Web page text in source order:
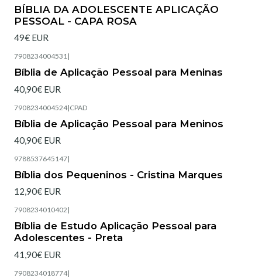
BÍBLIA DA ADOLESCENTE APLICAÇÃO
PESSOAL - CAPA ROSA
49€ EUR
7908234004531|
Bíblia de Aplicação Pessoal para Meninas
40,90€ EUR
7908234004524|CPAD
Bíblia de Aplicação Pessoal para Meninos
40,90€ EUR
9788537645147|
Bíblia dos Pequeninos - Cristina Marques
12,90€ EUR
7908234010402 |
Bíblia de Estudo Aplicação Pessoal para
Adolescentes - Preta
41,90€ EUR
7908234018774|